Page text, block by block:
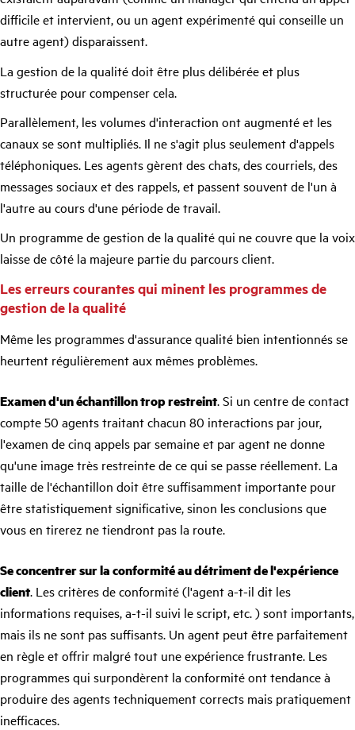
difficile et intervient, ou un agent expérimenté qui conseille un
autre agent) disparaissent.
La gestion de la qualité doit être plus délibérée et plus
structurée pour compenser cela.
Parallèlement, les volumes d'interaction ont augmenté et les
canaux se sont multipliés. Il ne s'agit plus seulement d'appels
téléphoniques. Les agents gèrent des chats, des courriels, des
messages sociaux et des rappels, et passent souvent de l'un à
l'autre au cours d'une période de travail.
Un programme de gestion de la qualité qui ne couvre que la voix
laisse de côté la majeure partie du parcours client.
Les erreurs courantes qui minent les programmes de
gestion de la qualité
Même les programmes d'assurance qualité bien intentionnés se
heurtent régulièrement aux mêmes problèmes.
Examen d'un échantillon trop restreint. Si un centre de contact
compte 50 agents traitant chacun 80 interactions par jour,
l'examen de cinq appels par semaine et par agent ne donne
qu'une image très restreinte de ce qui se passe réellement. La
taille de l'échantillon doit être suffisamment importante pour
être statistiquement significative, sinon les conclusions que
vous en tirerez ne tiendront pas la route.
Se concentrer sur la conformité au détriment de l'expérience
client. Les critères de conformité (l'agent a-t-il dit les
informations requises, a-t-il suivi le script, etc. ) sont importants,
mais ils ne sont pas suffisants. Un agent peut être parfaitement
en règle et offrir malgré tout une expérience frustrante. Les
programmes qui surpondèrent la conformité ont tendance à
produire des agents techniquement corrects mais pratiquement
inefficaces.